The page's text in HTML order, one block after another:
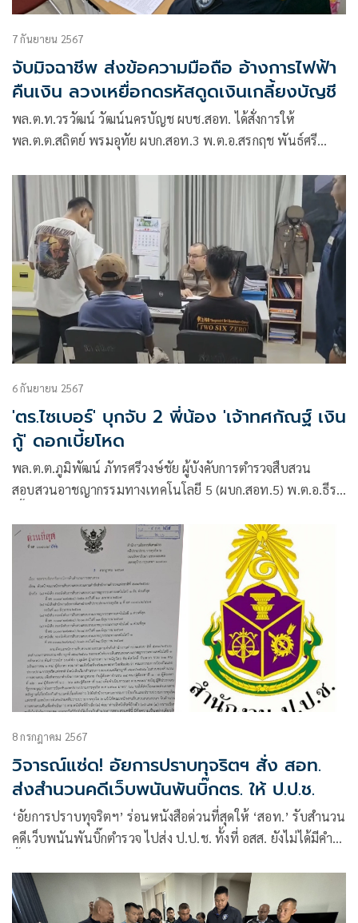
7 กันยายน 2567
จับมิจฉาชีพ ส่งข้อความมือถือ อ้างการไฟฟ้า
คืนเงิน ลวงเหยื่อกดรหัสดูดเงินเกลี้ยงบัญชี
พล.ต.ท.วรวัฒน์ วัฒน์นครบัญช ผบช.สอท. ได้สั่งการให้
พล.ต.ต.สถิตย์ พรมอุทัย ผบก.สอท.3 พ.ต.อ.สรกฤช พันธ์ศรี
นางสาว จิตติมา อายุ 35 ปี
6 กันยายน 2567
'ตร.ไซเบอร์' บุกจับ 2 พี่น้อง 'เจ้าทศกัณฐ์ เงิน
กู้' ดอกเบี้ยโหด
พล.ต.ต.ภูมิพัฒน์ ภัทรศรีวงษ์ชัย ผู้บังคับการตำรวจสืบสวน
สอบสวนอาชญากรรมทางเทคโนโลยี 5 (ผบก.สอท.5) พ.ต.อ.ธีระ
8 กรกฎาคม 2567
วิจารณ์แซ่ด! อัยการปราบทุจริตฯ สั่ง สอท.
ส่งสำนวนคดีเว็บพนันพันบิ๊กตร. ให้ ป.ป.ช.
‘อัยการปราบทุจริตฯ’ ร่อนหนังสือด่วนที่สุดให้ ‘สอท.’ รับสำนวน
คดีเว็บพนันพันบิ๊กตำรวจ ไปส่ง ป.ป.ช. ทั้งที่ อสส. ยังไม่ได้มีคำสั่ง